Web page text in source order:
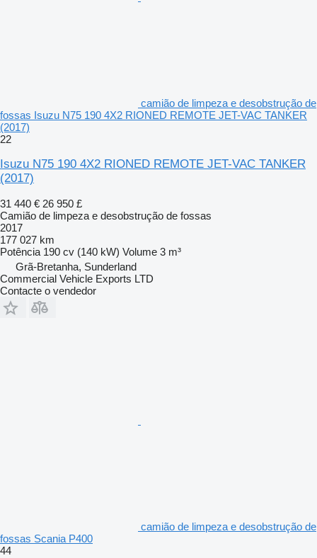
camião de limpeza e desobstrução de
fossas Isuzu N75 190 4X2 RIONED REMOTE JET-VAC TANKER
(2017)
22
Isuzu N75 190 4X2 RIONED REMOTE JET-VAC TANKER
(2017)
31 440 € 26 950 £
Camião de limpeza e desobstrução de fossas
2017
177 027 km
Potência 190 cv (140 kW) Volume 3 m³
Grã-Bretanha, Sunderland
Commercial Vehicle Exports LTD
Contacte o vendedor
camião de limpeza e desobstrução de
fossas Scania P400
44